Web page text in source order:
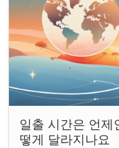
일출 시간은 언제
떻게 달라지나요